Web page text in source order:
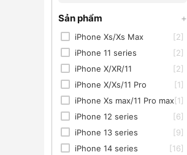
Sản phẩm +
iPhone Xs/Xs Max
[2]
iPhone 11 series
[2]
iPhone X/XR/11
[2]
iPhone X/Xs/11 Pro
[1]
iPhone Xs max/11 Pro max[1]
iPhone 12 series
[6]
iPhone 13 series
[9]
iPhone 14 series
[16]